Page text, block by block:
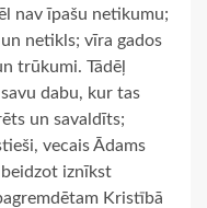
nav īpašu netikumu;
netikls; vīra gados
trūkumi. Tādēļ
dabu, kur tas
un savaldīts;
vecais Ādams
iznīkst
Kristībā